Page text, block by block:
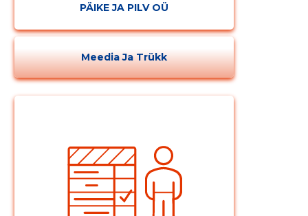
PÄIKE JA PILV OÜ
Meedia Ja Trükk
Muuda pildi
kirjeldust